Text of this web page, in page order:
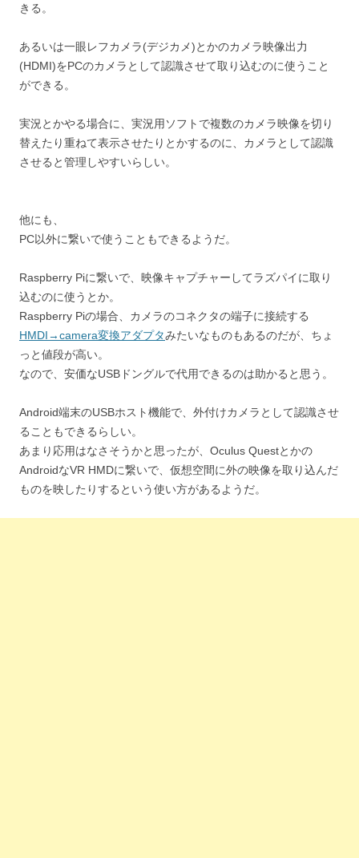
きる。
あるいは一眼レフカメラ(デジカメ)とかのカメラ映像出力
(HDMI)をPCのカメラとして認識させて取り込むのに使うこと
ができる。
実況とかやる場合に、実況用ソフトで複数のカメラ映像を切り
替えたり重ねて表示させたりとかするのに、カメラとして認識
させると管理しやすいらしい。
他にも、
PC以外に繋いで使うこともできるようだ。
Raspberry Piに繋いで、映像キャプチャーしてラズパイに取り
込むのに使うとか。
Raspberry Piの場合、カメラのコネクタの端子に接続する
HMDI→camera変換アダプタみたいなものもあるのだが、ちょ
っと値段が高い。
なので、安価なUSBドングルで代用できるのは助かると思う。
Android端末のUSBホスト機能で、外付けカメラとして認識させ
ることもできるらしい。
あまり応用はなさそうかと思ったが、Oculus Questとかの
AndroidなVR HMDに繋いで、仮想空間に外の映像を取り込んだ
ものを映したりするという使い方があるようだ。